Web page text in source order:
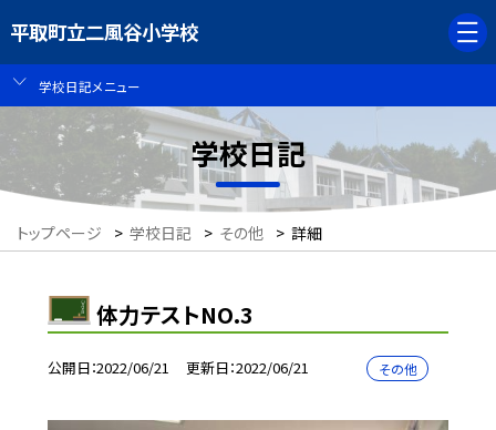
平取町立二風谷小学校
学校日記メニュー
学校日記
トップページ > 学校日記 > その他 > 詳細
体力テストNO.3
公開日 2022/06/21 更新日 2022/06/21 その他